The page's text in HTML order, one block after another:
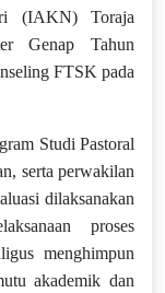
(IAKN) Toraja
Genap Tahun
FTSK pada
Studi Pastoral
serta perwakilan
dilaksanakan
proses
menghimpun
akademik dan